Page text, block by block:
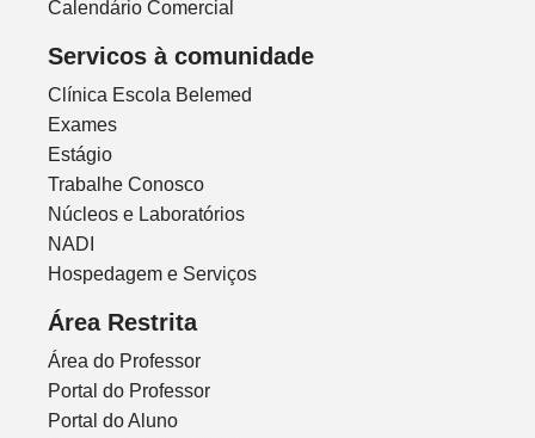
Calendário Comercial
Servicos à comunidade
Clínica Escola Belemed
Exames
Estágio
Trabalhe Conosco
Núcleos e Laboratórios
NADI
Hospedagem e Serviços
Área Restrita
Área do Professor
Portal do Professor
Portal do Aluno